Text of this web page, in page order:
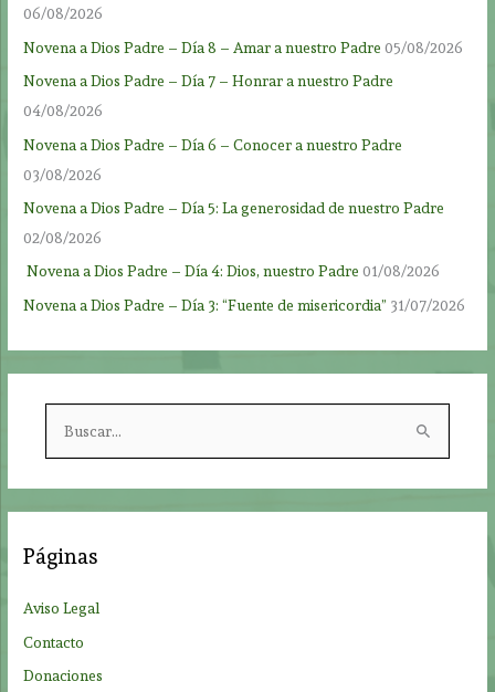
06/08/2026
Novena a Dios Padre – Día 8 – Amar a nuestro Padre 05/08/2026
Novena a Dios Padre – Día 7 – Honrar a nuestro Padre
04/08/2026
Novena a Dios Padre – Día 6 – Conocer a nuestro Padre
03/08/2026
Novena a Dios Padre – Día 5: La generosidad de nuestro Padre
02/08/2026
Novena a Dios Padre – Día 4: Dios, nuestro Padre 01/08/2026
Novena a Dios Padre – Día 3: “Fuente de misericordia” 31/07/2026
r
:
Páginas
Aviso Legal
Contacto
Donaciones